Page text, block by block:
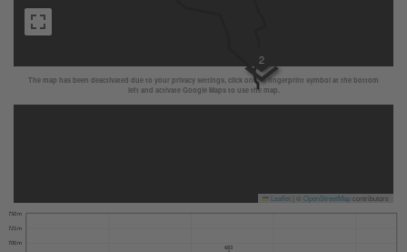
The map has been deactivated due to your privacy settings, click on the fingerprint symbol at the bottom
left and activate Google Maps to use the map.
2
Leaflet OpenStreetMapcontributors
700 m
725 m
750 m
683